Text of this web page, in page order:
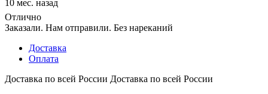
10 мес. назад
Отлично
Заказали. Нам отправили. Без нареканий
Доставка
Оплата
Доставка по всей России Доставка по всей России